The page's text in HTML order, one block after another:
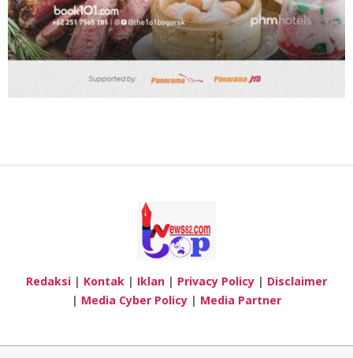
Redaksi | Kontak | Iklan | Privacy Policy | Disclaimer
| Media Cyber Policy | Media Partner